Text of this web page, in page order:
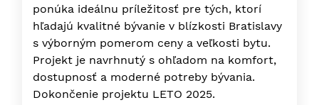
ponúka ideálnu príležitosť pre tých, ktorí
hľadajú kvalitné bývanie v blízkosti Bratislavy
s výborným pomerom ceny a veľkosti bytu.
Projekt je navrhnutý s ohľadom na komfort,
dostupnosť a moderné potreby bývania.
Dokončenie projektu LETO 2025.